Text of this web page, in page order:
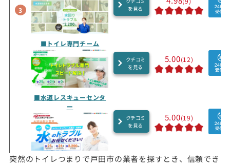
3
を見る
■トイレ専門チーム
クチコミ
を見る
5.00(12)
■水道レスキューセンタ
ー
クチコミ
を見る
5.00(19)
突然のトイレつまりで戸田市の業者を探すとき、信頼でき